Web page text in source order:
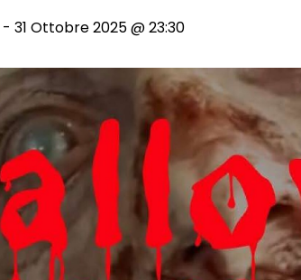
- 31 Ottobre 2025 @ 23:30